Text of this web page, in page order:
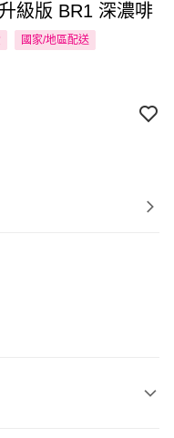
級版 BR1 深濃啡
國家/地區配送